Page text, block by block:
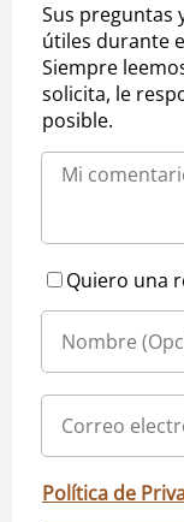
Sus preguntas
útiles durante
Siempre
solicita, le
posible.
Quiero una
Política de